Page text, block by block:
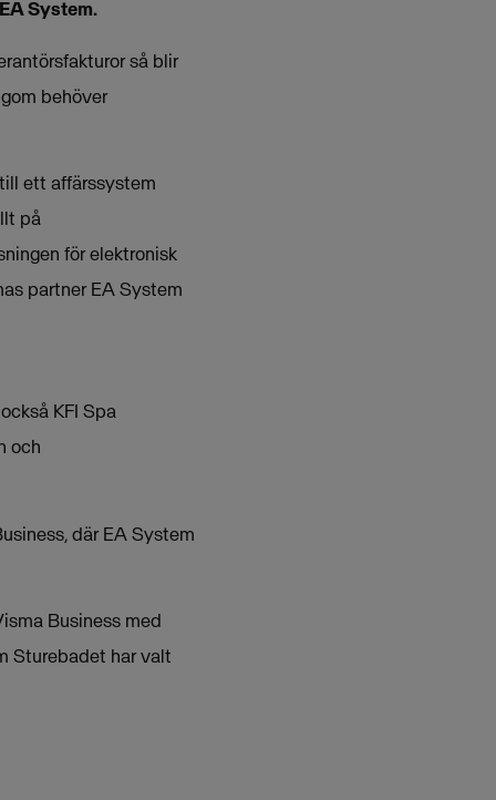
System.
så blir
behöver
ett affärssystem
på
för elektronisk
partner EA System
KFI Spa
och
där EA System
Business med
Sturebadet har valt